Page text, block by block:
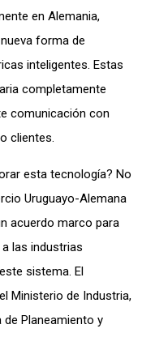
en Alemania,
forma de
inteligentes. Estas
completamente
comunicación con
clientes.
esta tecnología? No
Uruguayo-Alemana
acuerdo marco para
las industrias
sistema. El
Ministerio de Industria,
de Planeamiento y